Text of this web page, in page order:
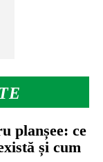
planșee: ce
și cum